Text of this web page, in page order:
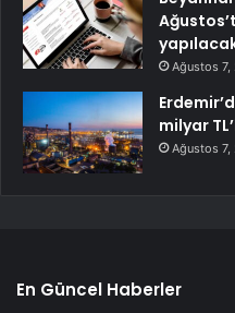
Ağustos 7,
milyar
Ağustos 7,
En Güncel Haberler